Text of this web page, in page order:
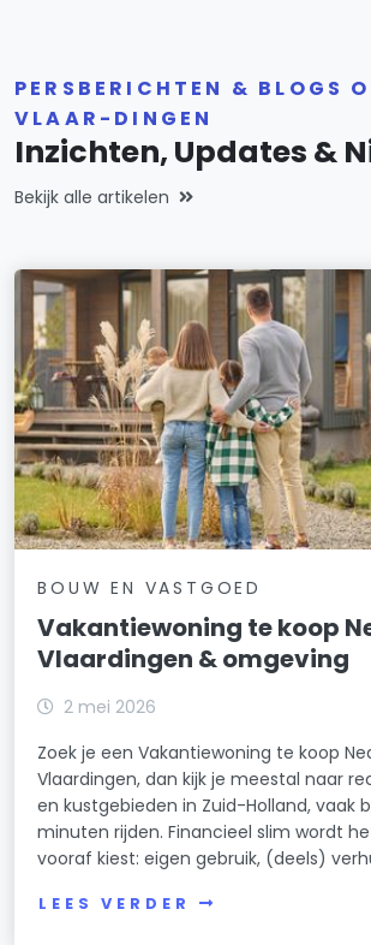
PERSBERICHTEN & BLOGS
VLAAR-DINGEN
Inzichten, Updates &
Bekijk alle artikelen
BOUW EN VASTGOED
Vakantiewoning te koop
Vlaardingen & omgeving
2 mei 2026
Zoek je een Vakantiewoning te koop
Vlaardingen, dan kijk je meestal naar
en kustgebieden in Zuid-Holland, vaak
minuten rijden. Financieel slim wordt
vooraf kiest: eigen gebruik, (deels)
LEES VERDER